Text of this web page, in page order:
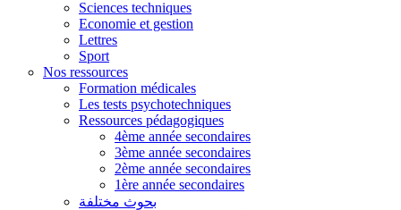
Sciences techniques
Economie et gestion
Lettres
Sport
Nos ressources
Formation médicales
Les tests psychotechniques
Ressources pédagogiques
4ème année secondaires
3ème année secondaires
2ème année secondaires
1ère année secondaires
بحوث مختلفة